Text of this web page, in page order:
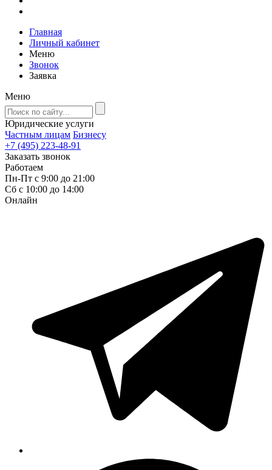
Главная
Личный кабинет
Меню
Звонок
Заявка
Меню
Юридические услуги
Частным лицам Бизнесу
+7 (495) 223-48-91
Заказать звонок
Работаем
Пн-Пт с 9:00 до 21:00
Сб с 10:00 до 14:00
Онлайн